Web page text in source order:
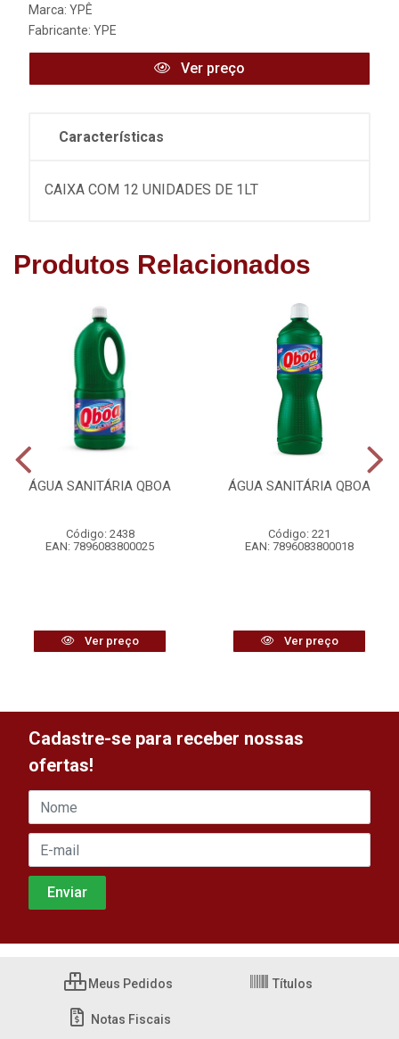
Marca: YPÊ
Fabricante: YPE
Ver preço
Características
CAIXA COM 12 UNIDADES DE 1LT
Produtos Relacionados
ÁGUA SANITÁRIA QBOA
Código: 2438
EAN: 7896083800025
Ver preço
ÁGUA SANITÁRIA QBOA
Código: 221
EAN: 7896083800018
Ver preço
Cadastre-se para receber nossas
ofertas!
Meus Pedidos Títulos
Notas Fiscais